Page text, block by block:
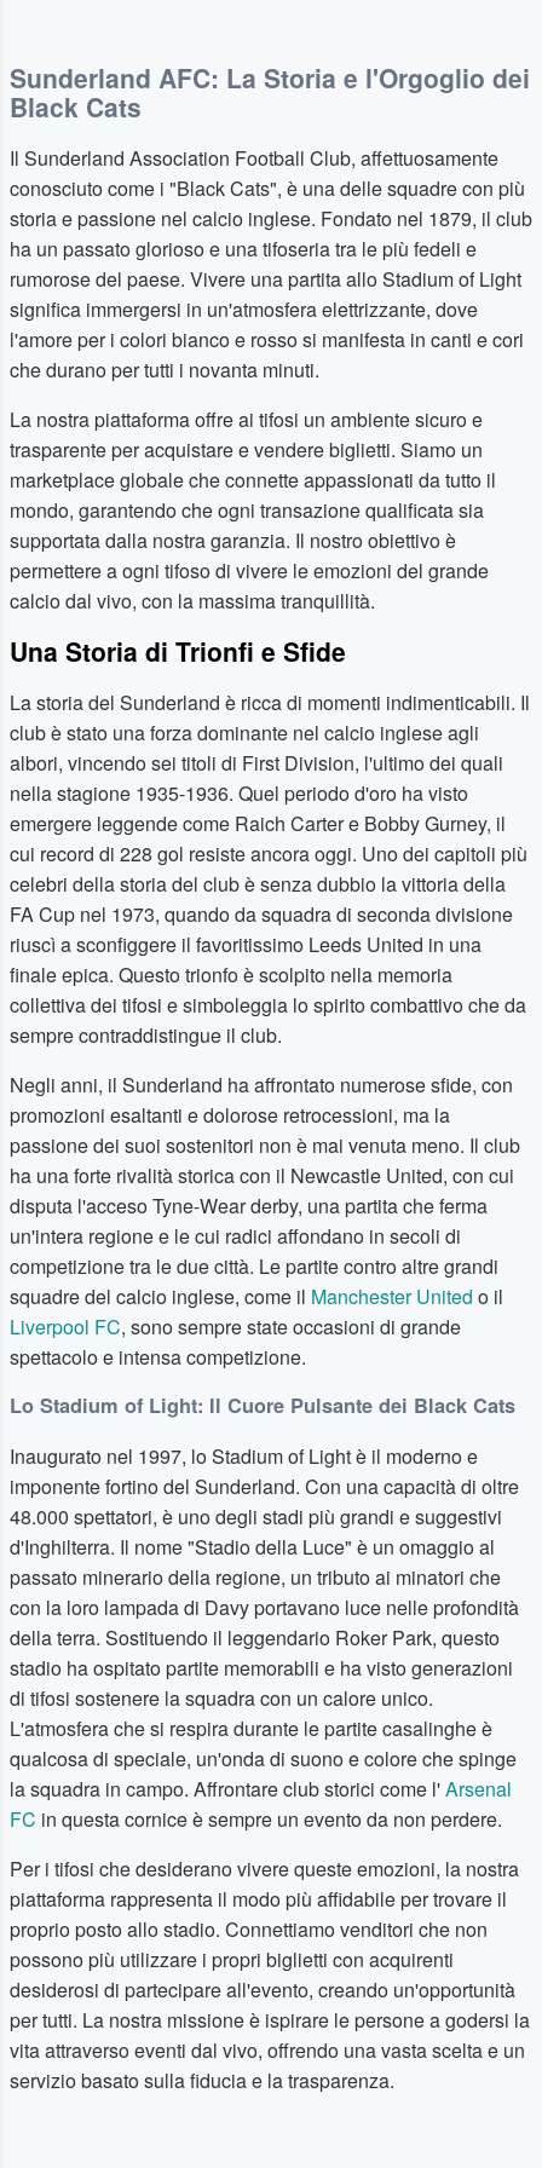
Sunderland AFC: La Storia e l'Orgoglio dei
Black Cats
Il Sunderland Association Football Club, affettuosamente
conosciuto come i "Black Cats", è una delle squadre con più
storia e passione nel calcio inglese. Fondato nel 1879, il club
ha un passato glorioso e una tifoseria tra le più fedeli e
rumorose del paese. Vivere una partita allo Stadium of Light
significa immergersi in un'atmosfera elettrizzante, dove
l'amore per i colori bianco e rosso si manifesta in canti e cori
che durano per tutti i novanta minuti.
La nostra piattaforma offre ai tifosi un ambiente sicuro e
trasparente per acquistare e vendere biglietti. Siamo un
marketplace globale che connette appassionati da tutto il
mondo, garantendo che ogni transazione qualificata sia
supportata dalla nostra garanzia. Il nostro obiettivo è
permettere a ogni tifoso di vivere le emozioni del grande
calcio dal vivo, con la massima tranquillità.
Una Storia di Trionfi e Sfide
La storia del Sunderland è ricca di momenti indimenticabili. Il
club è stato una forza dominante nel calcio inglese agli
albori, vincendo sei titoli di First Division, l'ultimo dei quali
nella stagione 1935-1936. Quel periodo d'oro ha visto
emergere leggende come Raich Carter e Bobby Gurney, il
cui record di 228 gol resiste ancora oggi. Uno dei capitoli più
celebri della storia del club è senza dubbio la vittoria della
FA Cup nel 1973, quando da squadra di seconda divisione
riuscì a sconfiggere il favoritissimo Leeds United in una
finale epica. Questo trionfo è scolpito nella memoria
collettiva dei tifosi e simboleggia lo spirito combattivo che da
sempre contraddistingue il club.
Negli anni, il Sunderland ha affrontato numerose sfide, con
promozioni esaltanti e dolorose retrocessioni, ma la
passione dei suoi sostenitori non è mai venuta meno. Il club
ha una forte rivalità storica con il Newcastle United, con cui
disputa l'acceso Tyne-Wear derby, una partita che ferma
un'intera regione e le cui radici affondano in secoli di
competizione tra le due città. Le partite contro altre grandi
squadre del calcio inglese, come il Manchester United o il
Liverpool FC, sono sempre state occasioni di grande
spettacolo e intensa competizione.
Lo Stadium of Light: Il Cuore Pulsante dei Black Cats
Inaugurato nel 1997, lo Stadium of Light è il moderno e
imponente fortino del Sunderland. Con una capacità di oltre
48.000 spettatori, è uno degli stadi più grandi e suggestivi
d'Inghilterra. Il nome "Stadio della Luce" è un omaggio al
passato minerario della regione, un tributo ai minatori che
con la loro lampada di Davy portavano luce nelle profondità
della terra. Sostituendo il leggendario Roker Park, questo
stadio ha ospitato partite memorabili e ha visto generazioni
di tifosi sostenere la squadra con un calore unico.
L'atmosfera che si respira durante le partite casalinghe è
qualcosa di speciale, un'onda di suono e colore che spinge
la squadra in campo. Affrontare club storici come l'Arsenal
FC in questa cornice è sempre un evento da non perdere.
Per i tifosi che desiderano vivere queste emozioni, la nostra
piattaforma rappresenta il modo più affidabile per trovare il
proprio posto allo stadio. Connettiamo venditori che non
possono più utilizzare i propri biglietti con acquirenti
desiderosi di partecipare all'evento, creando un'opportunità
per tutti. La nostra missione è ispirare le persone a godersi la
vita attraverso eventi dal vivo, offrendo una vasta scelta e un
servizio basato sulla fiducia e la trasparenza.